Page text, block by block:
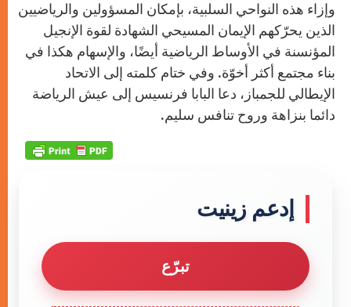
وإزاء هذه النواحي السلبية، بإمكان المسؤولين والرياضيين
الذين يحرّكهم الإيمان المسيحي الشهادة لقوة الإنجيل
المؤنسنة في الأوساط الرياضية أيضًا، والإسهام هكذا في
بناء مجتمع أكثر أخوّة. وفي ختام كلمته إلى الاتحاد
الإيطالي للجمباز، دعا البابا فرنسيس إلى عيش الرياضة
دائما بنزاهة وروح تنافس سليم.
إدعم زينيت
تبرّع